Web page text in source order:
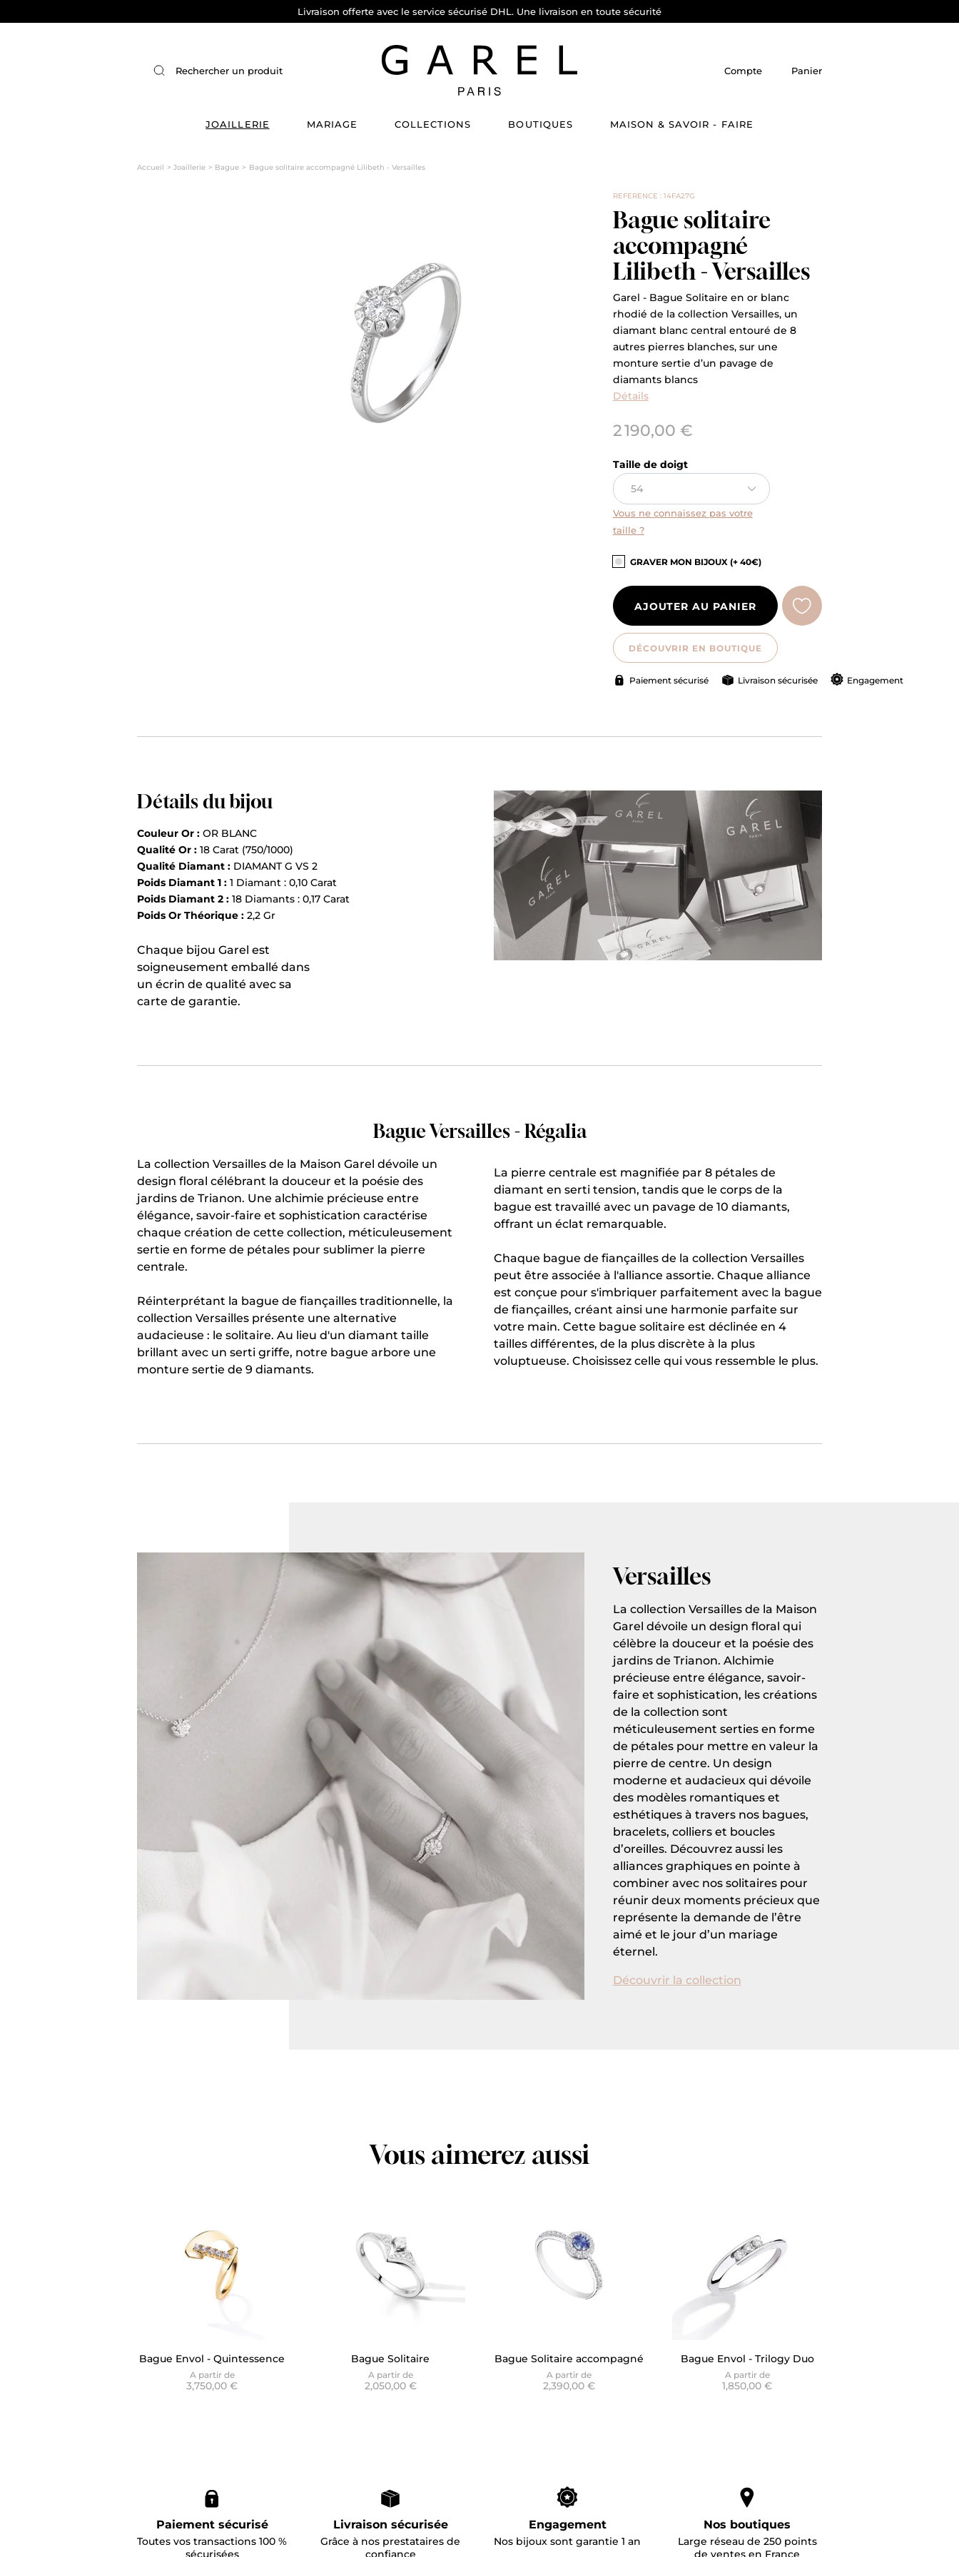
Livraison offerte avec le service sécurisé DHL. Une livraison en toute sécurité
Compte Panier
JOAILLERIE MARIAGE COLLECTIONS BOUTIQUES MAISON & SAVOIR - FAIRE
Accueil Joaillerie Bague Bague solitaire accompagné Lilibeth - Versailles
REFERENCE : 14FA27G
Bague solitaire
accompagné
Lilibeth - Versailles
Garel - Bague Solitaire en or blanc
rhodié de la collection Versailles, un
diamant blanc central entouré de 8
autres pierres blanches, sur une
monture sertie d’un pavage de
diamants blancs
Détails
2 190,00 €
Taille de doigt
Vous ne connaissez pas votre
taille ?
GRAVER MON BIJOUX (+ 40€)
AJOUTER AU PANIER
DÉCOUVRIR EN BOUTIQUE
Paiement sécurisé Livraison sécurisée Engagement
Détails du bijou
Couleur Or : OR BLANC
Qualité Or : 18 Carat (750/1000)
Qualité Diamant : DIAMANT G VS 2
Poids Diamant 1 : 1 Diamant : 0,10 Carat
Poids Diamant 2 : 18 Diamants : 0,17 Carat
Poids Or Théorique : 2,2 Gr
Chaque bijou Garel est
soigneusement emballé dans
un écrin de qualité avec sa
carte de garantie.
Bague Versailles - Régalia
La collection Versailles de la Maison Garel dévoile un
design floral célébrant la douceur et la poésie des
jardins de Trianon. Une alchimie précieuse entre
élégance, savoir-faire et sophistication caractérise
chaque création de cette collection, méticuleusement
sertie en forme de pétales pour sublimer la pierre
centrale.
Réinterprétant la bague de fiançailles traditionnelle, la
collection Versailles présente une alternative
audacieuse : le solitaire. Au lieu d'un diamant taille
brillant avec un serti griffe, notre bague arbore une
monture sertie de 9 diamants.
La pierre centrale est magnifiée par 8 pétales de
diamant en serti tension, tandis que le corps de la
bague est travaillé avec un pavage de 10 diamants,
offrant un éclat remarquable.
Chaque bague de fiançailles de la collection Versailles
peut être associée à l'alliance assortie. Chaque alliance
est conçue pour s'imbriquer parfaitement avec la bague
de fiançailles, créant ainsi une harmonie parfaite sur
votre main. Cette bague solitaire est déclinée en 4
tailles différentes, de la plus discrète à la plus
voluptueuse. Choisissez celle qui vous ressemble le plus.
Versailles
La collection Versailles de la Maison
Garel dévoile un design floral qui
célèbre la douceur et la poésie des
jardins de Trianon. Alchimie
précieuse entre élégance, savoir-
faire et sophistication, les créations
de la collection sont
méticuleusement serties en forme
de pétales pour mettre en valeur la
pierre de centre. Un design
moderne et audacieux qui dévoile
des modèles romantiques et
esthétiques à travers nos bagues,
bracelets, colliers et boucles
d’oreilles. Découvrez aussi les
alliances graphiques en pointe à
combiner avec nos solitaires pour
réunir deux moments précieux que
représente la demande de l’être
aimé et le jour d’un mariage
éternel.
Découvrir la collection
Vous aimerez aussi
Bague Envol - Quintessence
Or Jaune
A partir de
3,750,00 €
Bague Solitaire
Accompagné V - Graphique
Diane
A partir de
2,050,00 €
Bague Solitaire accompagné
Saphir Ceylan Lizzy -
Versailles
A partir de
2,390,00 €
Bague Envol - Trilogy Duo
A partir de
1,850,00 €
Paiement sécurisé
Toutes vos transactions 100 %
sécurisées
Livraison sécurisée
Grâce à nos prestataires de
confiance
Engagement
Nos bijoux sont garantie 1 an
Nos boutiques
Large réseau de 250 points
de ventes en France